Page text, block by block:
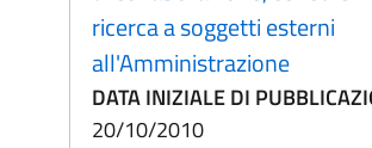
ricerca a soggetti esterni
all'Amministrazione
DATA INIZIALE DI
20/10/2010